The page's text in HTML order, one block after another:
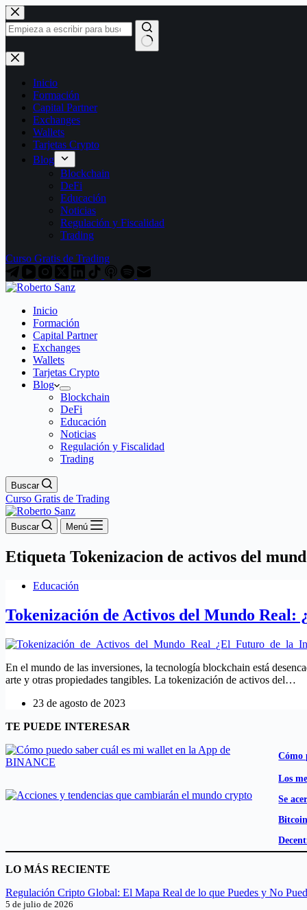
Saltar
al
contenido
Sin
resultados
Inicio
Formación
Capital Partner
Exchanges
Wallets
Tarjetas Crypto
Blog
Blockchain
DeFi
Educación
Noticias
Regulación y Fiscalidad
Trading
Curso Gratis de Trading
Inicio
Formación
Capital Partner
Exchanges
Wallets
Tarjetas Crypto
Blog
Blockchain
DeFi
Educación
Noticias
Regulación y Fiscalidad
Trading
Buscar
Curso Gratis de Trading
Buscar Menú
Etiqueta Tokenizacion de activos del
Educación
Tokenización de Activos del Mundo Real:
En el mundo de las inversiones, la tecnología blockchain está
arte y otras propiedades tangibles. La tokenización de activos del…
23 de agosto de 2023
TE PUEDE INTERESAR
Cómo
Los
Se
LO MÁS RECIENTE
Regulación Cripto Global: El Mapa Real de lo que Puedes y No
5 de julio de 2026